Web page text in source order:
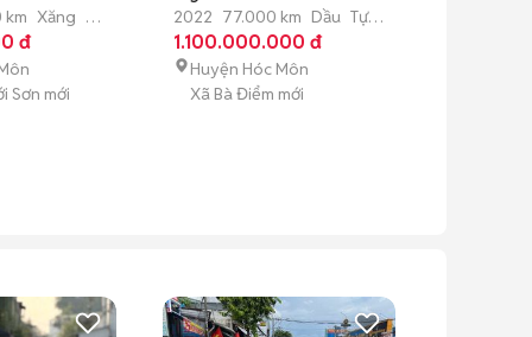
km Xăng Tự
đ
Sơn mới
2022 77.000 km Dầu Tự
động
1.100.000.000 đ
Huyện Hóc Môn
Xã Bà Điểm mới